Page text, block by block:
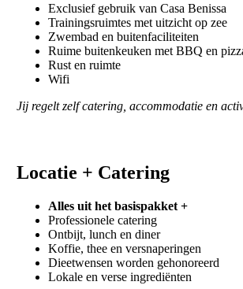
Exclusief gebruik van Casa Benissa
Trainingsruimtes met uitzicht op zee
Zwembad en buitenfaciliteiten
Ruime buitenkeuken met BBQ en
Rust en ruimte
Wifi
Jij regelt zelf catering, accommodatie en
Locatie + Catering
Alles uit het basispakket +
Professionele catering
Ontbijt, lunch en diner
Koffie, thee en versnaperingen
Dieetwensen worden gehonoreerd
Lokale en verse ingrediënten